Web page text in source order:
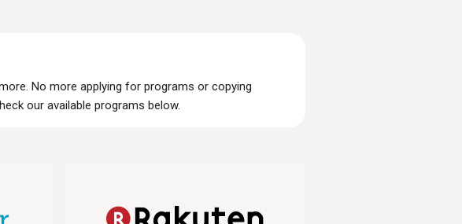
No more applying for programs or copying
our available programs below.